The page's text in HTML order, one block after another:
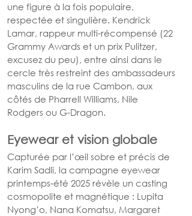
une figure à la fois populaire,
respectée et singulière. Kendrick
Lamar, rappeur multi-récompensé (22
Grammy Awards et un prix Pulitzer,
excusez du peu), entre ainsi dans le
cercle très restreint des ambassadeurs
masculins de la rue Cambon, aux
côtés de Pharrell Williams, Nile
Rodgers ou G-Dragon.
Eyewear et vision globale
Capturée par l’œil sobre et précis de
Karim Sadli, la campagne eyewear
printemps-été 2025 révèle un casting
cosmopolite et magnétique : Lupita
Nyong’o, Nana Komatsu, Margaret